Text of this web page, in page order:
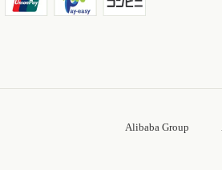
Alibaba Group